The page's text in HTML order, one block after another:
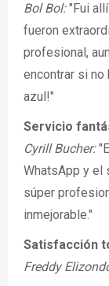
Bol Bol:"Fui
fueron
profesional,
encontrar si no
azul!"
Servicio
Cyrill Bucher:
WhatsApp y el
súper
inmejorable."
Satisfacción
Freddy